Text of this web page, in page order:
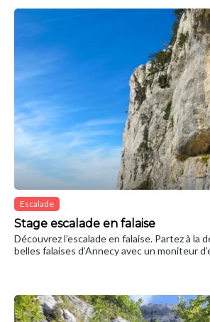
Escalade
Stage escalade en falaise
Découvrez l’escalade en falaise. Partez à la
belles falaises d’Annecy avec un moniteur